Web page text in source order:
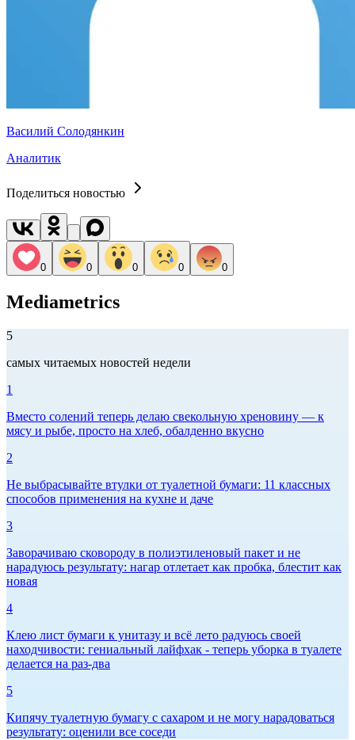
Василий Солодянкин
Аналитик
Поделиться новостью
0 0 0 0 0
Mediametrics
5
самых читаемых новостей недели
1
Вместо солений теперь делаю свекольную хреновину — к
мясу и рыбе, просто на хлеб, обалденно вкусно
2
Не выбрасывайте втулки от туалетной бумаги: 11 классных
способов применения на кухне и даче
3
Заворачиваю сковороду в полиэтиленовый пакет и не
нарадуюсь результату: нагар отлетает как пробка, блестит как
новая
4
Клею лист бумаги к унитазу и всё лето радуюсь своей
находчивости: гениальный лайфхак - теперь уборка в туалете
делается на раз-два
5
Кипячу туалетную бумагу с сахаром и не могу нарадоваться
результату: оценили все соседи